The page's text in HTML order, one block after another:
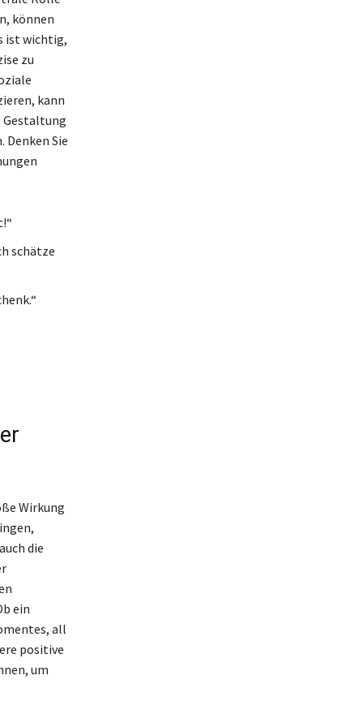
können
ist wichtig,
zu
kann
Gestaltung
Denken Sie
schätze
Wirkung
die
ein
all
positive
um